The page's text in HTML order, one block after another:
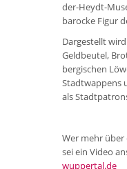
der-Heydt-
barocke Figur
Dargestellt
Geldbeutel,
bergischen
Stadtwappens
als
Wer mehr über
sei ein Video
wuppertal.de